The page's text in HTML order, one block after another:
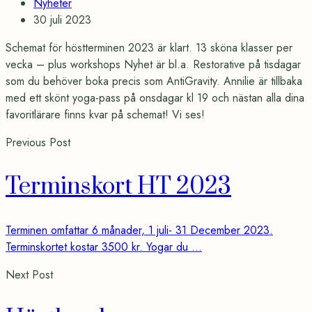
Post
30 juli 2023
Schemat för höstterminen 2023 är klart. 13 sköna klasser per
vecka – plus workshops Nyhet är bl.a. Restorative på tisdagar
som du behöver boka precis som AntiGravity. Annilie är tillbaka
med ett skönt yoga-pass på onsdagar kl 19 och nästan alla dina
favoritlärare finns kvar på schemat! Vi ses!
Previous Post
Terminskort HT 2023
Terminen omfattar 6 månader, 1 juli- 31 December 2023.
Terminskortet kostar 3500 kr. Yogar du ...
Next Post